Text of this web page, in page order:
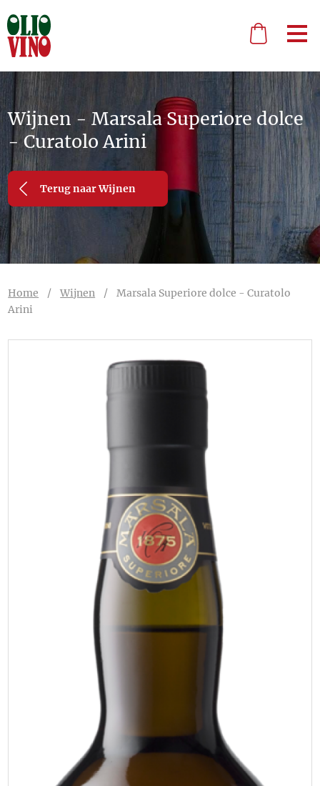
Wijnen - Marsala Superiore dolce
- Curatolo Arini
Terug naar Wijnen
Home /Wijnen /Marsala Superiore dolce - Curatolo
Arini